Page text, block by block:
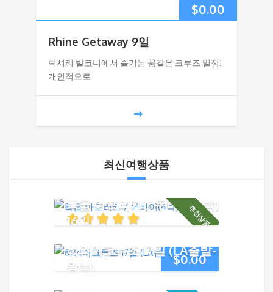
$0.00
Rhine Getaway 9일
럭셔리 발코니에서 즐기는 꿈같은 크루즈 일정!
개인적으로
최신여행상품
추천상품 !
특급 아프리카 / 두바이(4박)
16일
$0.00
하와이크루즈 17일 (LA출발-
왕복)